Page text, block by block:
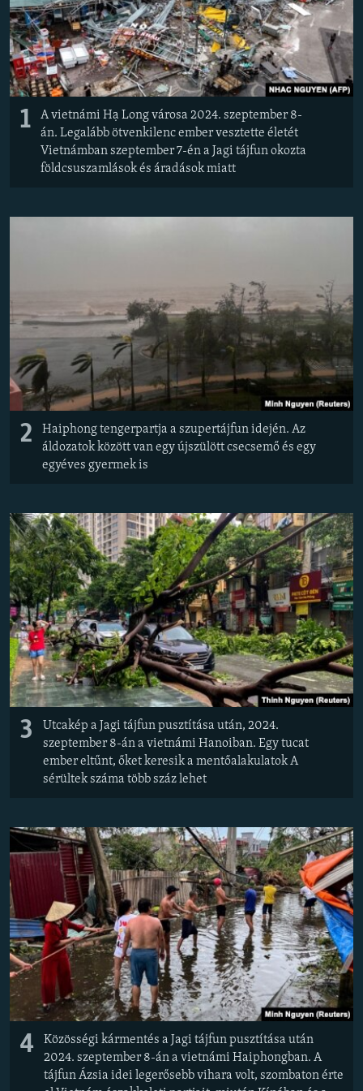
EURÓPAI UNIÓ
VILÁG
KLÍMAVÁLTOZÁS
KÖVESSEN MINKET!
1
A vietnámi Hạ Long városa 2024. szeptember 8-
án. Legalább ötvenkilenc ember vesztette életét
Vietnámban szeptember 7-én a Jagi tájfun okozta
földcsuszamlások és áradások miatt
2
Haiphong tengerpartja a szupertájfun idején. Az
áldozatok között van egy újszülött csecsemő és egy
egyéves gyermek is
3
Utcakép a Jagi tájfun pusztítása után, 2024.
szeptember 8-án a vietnámi Hanoiban. Egy tucat
ember eltűnt, őket keresik a mentőalakulatok A
sérültek száma több száz lehet
4
Közösségi kármentés a Jagi tájfun pusztítása után
2024. szeptember 8-án a vietnámi Haiphongban. A
tájfun Ázsia idei legerősebb vihara volt, szombaton érte